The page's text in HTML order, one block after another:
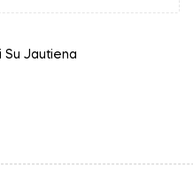
Su Jautiena